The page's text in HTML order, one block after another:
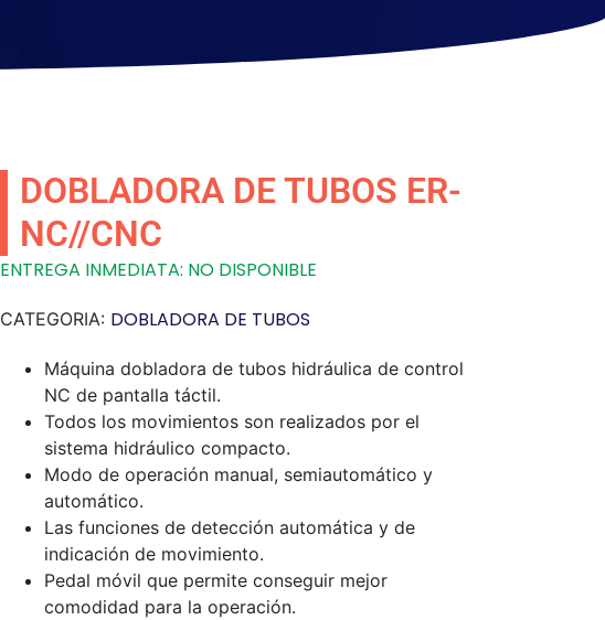
DOBLADORA DE TUBOS ER-
NC//CNC
ENTREGA INMEDIATA: NO DISPONIBLE
CATEGORIA: DOBLADORA DE TUBOS
Máquina dobladora de tubos hidráulica de control
NC de pantalla táctil.
Todos los movimientos son realizados por el
sistema hidráulico compacto.
Modo de operación manual, semiautomático y
automático.
Las funciones de detección automática y de
indicación de movimiento.
Pedal móvil que permite conseguir mejor
comodidad para la operación.